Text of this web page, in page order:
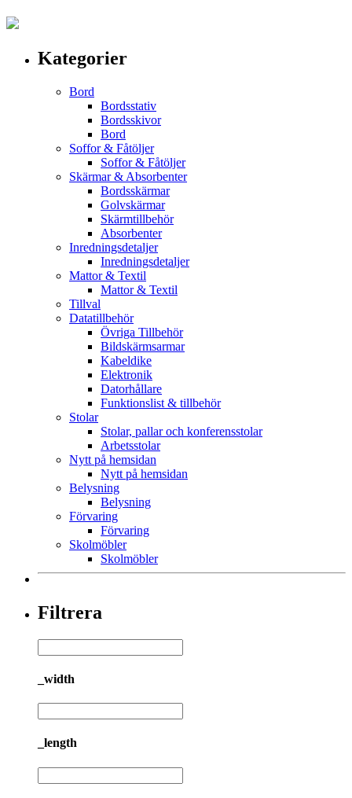
Kategorier
Bord
Bordsstativ
Bordsskivor
Bord
Soffor & Fåtöljer
Soffor & Fåtöljer
Skärmar & Absorbenter
Bordsskärmar
Golvskärmar
Skärmtillbehör
Absorbenter
Inredningsdetaljer
Inredningsdetaljer
Mattor & Textil
Mattor & Textil
Tillval
Datatillbehör
Övriga Tillbehör
Bildskärmsarmar
Kabeldike
Elektronik
Datorhållare
Funktionslist & tillbehör
Stolar
Stolar, pallar och konferensstolar
Arbetsstolar
Nytt på hemsidan
Nytt på hemsidan
Belysning
Belysning
Förvaring
Förvaring
Skolmöbler
Skolmöbler
Filtrera
_width
_length